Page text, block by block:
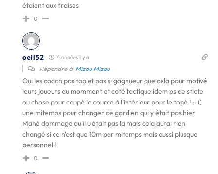
étaient aux fraises
0
oeil52 4 années il y a
Répondre à Mizou Mizou
Oui les coach pas top et pas si gagnueur que cela pour motivé
leurs joueurs du momment et coté tactique idem ps de sticte
ou chose pour coupé la cource à l'intérieur pour le topé ! :-((
une mitemps pour changer de gardien qui y était pas hier
Mahé dommage qu'il u était pas la mais cela aurai rien
changé si ce n'est que 10m par mitemps mais aussi plusque
personnel !
0